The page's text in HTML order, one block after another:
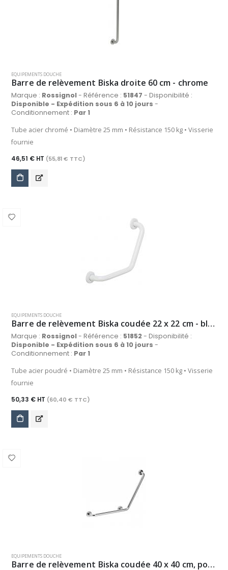
EQUIPEMENTS DOUCHE
Barre de relèvement Biska droite 60 cm - chrome
Marque : Rossignol- Référence : 51847 - Disponibilité :
Disponible - Expédition sous 6 à 10 jours -
Conditionnement : Par 1
Tube acier chromé • Diamètre 25 mm • Résistance 150 kg • Visserie
fournie
46,51 € HT (55,81 € TTC)
EQUIPEMENTS DOUCHE
Barre de relèvement Biska coudée 22 x 22 cm - blanc
Marque : Rossignol- Référence : 51852- Disponibilité :
Disponible - Expédition sous 6 à 10 jours -
Conditionnement : Par 1
Tube acier poudré • Diamètre 25 mm • Résistance 150 kg • Visserie
fournie
50,33 € HT (60,40 € TTC)
EQUIPEMENTS DOUCHE
Barre de relèvement Biska coudée 40 x 40 cm, pour côté droit ou gauche - chrome